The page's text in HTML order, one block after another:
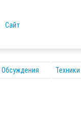
Сайт
Обсуждения Техники